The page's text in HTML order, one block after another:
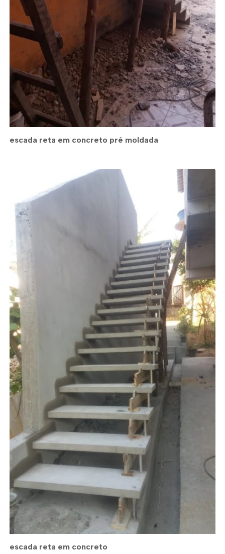
escada reta em concreto pré moldada
escada reta em concreto